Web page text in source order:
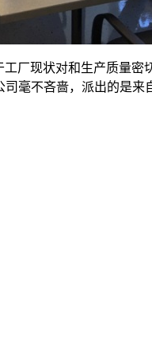
工厂现状对和生产质量密
毫不吝啬，派出的是来